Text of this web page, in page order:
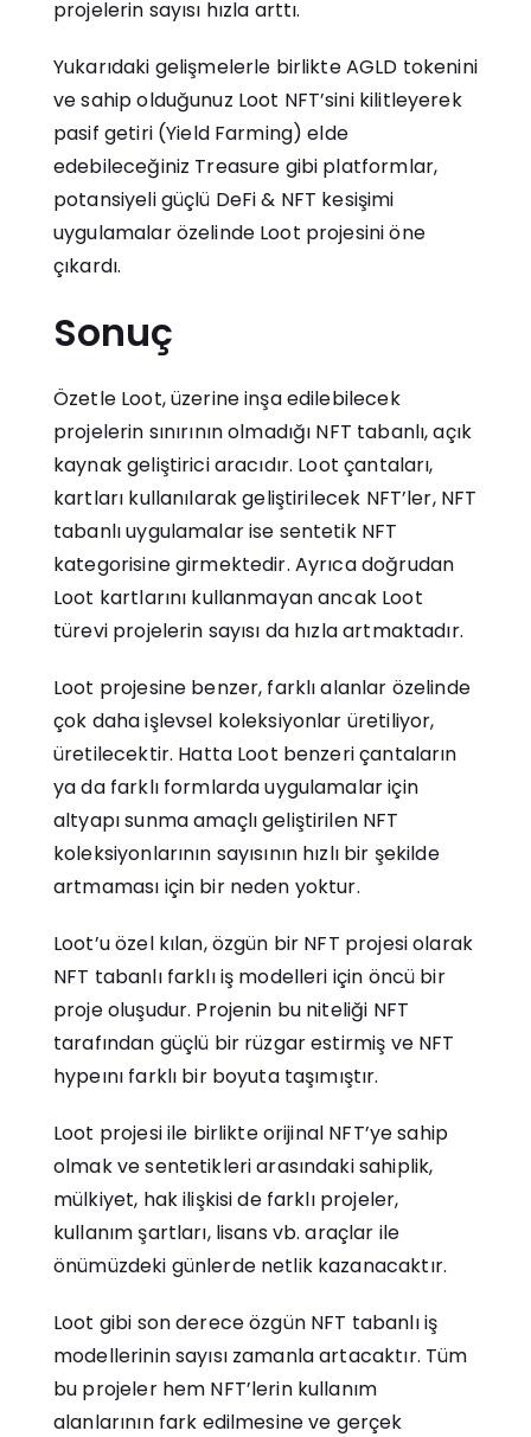
projelerin sayısı hızla arttı.
Yukarıdaki gelişmelerle birlikte AGLD tokenini
ve sahip olduğunuz Loot NFT’sini kilitleyerek
pasif getiri (Yield Farming) elde
edebileceğiniz Treasure gibi platformlar,
potansiyeli güçlü DeFi & NFT kesişimi
uygulamalar özelinde Loot projesini öne
çıkardı.
Sonuç
Özetle Loot, üzerine inşa edilebilecek
projelerin sınırının olmadığı NFT tabanlı, açık
kaynak geliştirici aracıdır. Loot çantaları,
kartları kullanılarak geliştirilecek NFT’ler, NFT
tabanlı uygulamalar ise sentetik NFT
kategorisine girmektedir. Ayrıca doğrudan
Loot kartlarını kullanmayan ancak Loot
türevi projelerin sayısı da hızla artmaktadır.
Loot projesine benzer, farklı alanlar özelinde
çok daha işlevsel koleksiyonlar üretiliyor,
üretilecektir. Hatta Loot benzeri çantaların
ya da farklı formlarda uygulamalar için
altyapı sunma amaçlı geliştirilen NFT
koleksiyonlarının sayısının hızlı bir şekilde
artmaması için bir neden yoktur.
Loot’u özel kılan, özgün bir NFT projesi olarak
NFT tabanlı farklı iş modelleri için öncü bir
proje oluşudur. Projenin bu niteliği NFT
tarafından güçlü bir rüzgar estirmiş ve NFT
hypeını farklı bir boyuta taşımıştır.
Loot projesi ile birlikte orijinal NFT’ye sahip
olmak ve sentetikleri arasındaki sahiplik,
mülkiyet, hak ilişkisi de farklı projeler,
kullanım şartları, lisans vb. araçlar ile
önümüzdeki günlerde netlik kazanacaktır.
Loot gibi son derece özgün NFT tabanlı iş
modellerinin sayısı zamanla artacaktır. Tüm
bu projeler hem NFT’lerin kullanım
alanlarının fark edilmesine ve gerçek